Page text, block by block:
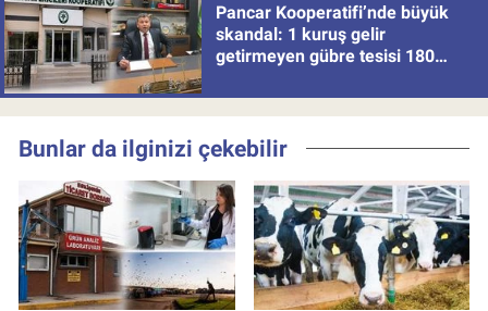
Pancar Kooperatifi’nde büyük
skandal: 1 kuruş gelir
getirmeyen gübre tesisi 180
Bunlar da ilginizi çekebilir